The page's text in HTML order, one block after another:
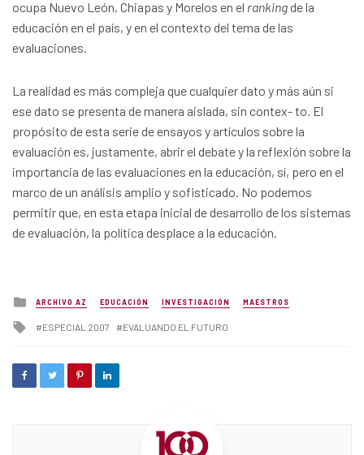
ocupa Nuevo León, Chiapas y Morelos en el rankingde la
educación en el país, y en el contexto del tema de las
evaluaciones.
La realidad es más compleja que cualquier dato y más aún si
ese dato se presenta de manera aislada, sin contex- to. El
propósito de esta serie de ensayos y artículos sobre la
evaluación es, justamente, abrir el debate y la reflexión sobre la
importancia de las evaluaciones en la educación, sí, pero en el
marco de un análisis amplio y sofisticado. No podemos
permitir que, en esta etapa inicial de desarrollo de los sistemas
de evaluación, la política desplace a la educación.
Posted
in
ARCHIVO AZ EDUCACIÓN INVESTIGACIÓN MAESTROS
Tagged
ESPECIAL 2007 EVALUANDO EL FUTURO